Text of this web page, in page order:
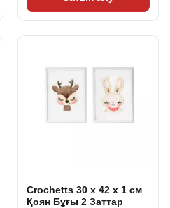
Crochetts 30 x 42 x 1 см
Қоян Бұғы 2 Заттар